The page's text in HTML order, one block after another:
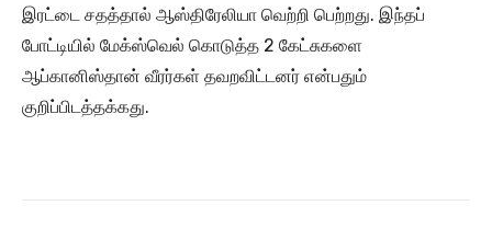
இரட்டை சதத்தால் ஆஸ்திரேலியா வெற்றி பெற்றது. இந்தப்
போட்டியில் மேக்ஸ்வெல் கொடுத்த 2 கேட்சுகளை
ஆப்கானிஸ்தான் வீரர்கள் தவறவிட்டனர் என்பதும்
குறிப்பிடத்தக்கது.